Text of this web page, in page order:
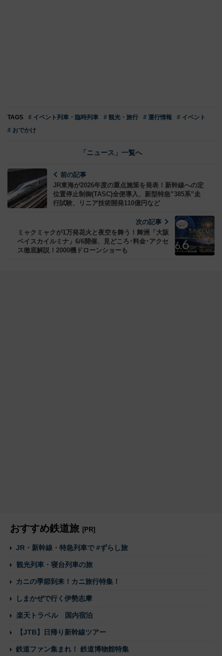
TAGS # イベント列車・臨時列車 # 観光・旅行 # 運行情報
# イベント
# おでかけ
「ニュース」一覧へ
前の記事
JR東海が2026年度の重点施策を発表！新幹線への定
位置停止制御(TASC)全便導入、新型特急”385系”走
行試験、リニア技術開発110億円など
次の記事
ミャクミャクが1万発花火と夜空を舞う！舞洲「大阪
ベイスカイルミナ」6/6開催、見どころ･料金･アクセ
ス徹底解説！2000機ドローンショーも
おすすめ鉄道旅 [PR]
JR・新幹線・特急列車で #ずらし旅
観光列車・寝台列車の旅
カニの季節到来！カニ旅行特集！
しまかぜで行く伊勢志摩
楽天トラベル 国内宿泊
【JTB】日帰り新幹線ツアー
鉄道ファン集まれ！ 鉄道博物館特集